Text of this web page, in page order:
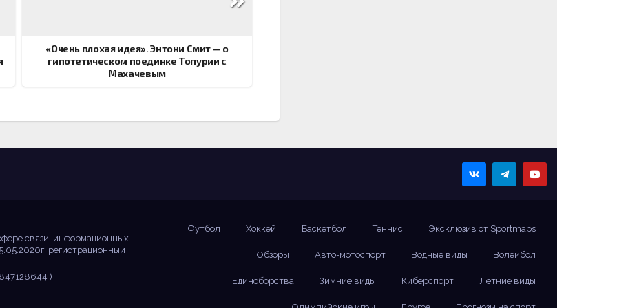
«Очень плохая идея». Энтони Смит — о
гипотетическом поединке Топурии с
Махачевым
связи, информационных
регистрационный
)
Футбол Хоккей Баскетбол Теннис Эксклюзив от Sportmaps
Обзоры Авто-мотоспорт Водные виды Волейбол
Единоборства Зимние виды Киберспорт Летние виды